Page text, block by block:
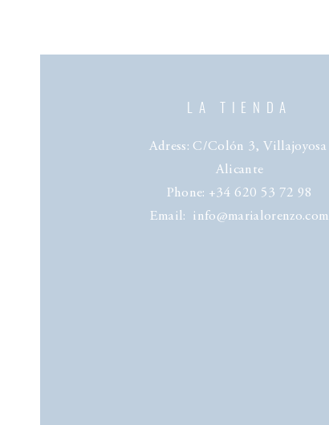
LA TIENDA
Adress: C/Colón 3, Villajoyosa
Alicante
Phone: +34 620 53 72 98
Email: info@marialorenzo.com